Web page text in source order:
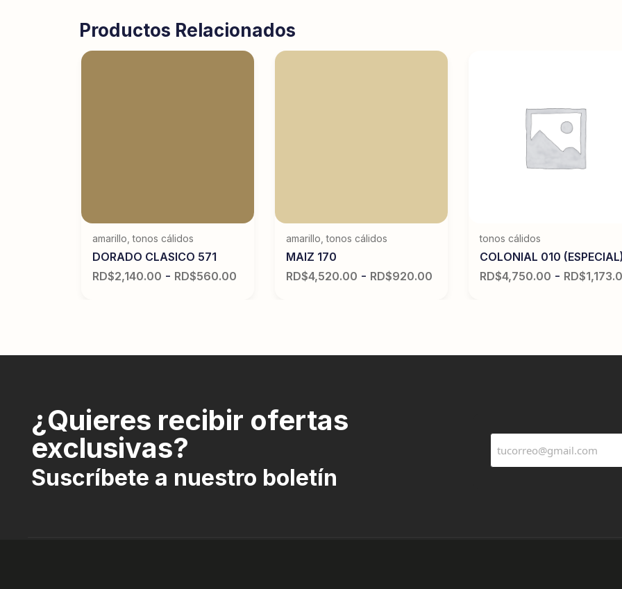
Productos Relacionados
amarillo ,tonos cálidos
DORADO CLASICO 571
RD$2,140.00 - RD$560.00
amarillo ,tonos cálidos
MAIZ 170
RD$4,520.00 - RD$920.00
tonos cálidos
COLONIAL 010 (ESPECIAL)
RD$4,750.00 - RD$
¿Quieres recibir ofertas
exclusivas?
Suscríbete a nuestro boletín